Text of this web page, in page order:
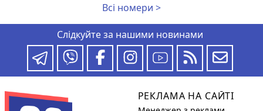
Всі номери >
Слідкуйте за нашими новинами
РЕКЛАМА НА САЙТІ